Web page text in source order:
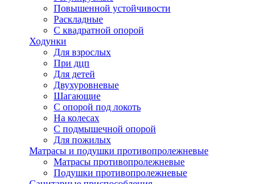
Повышенной устойчивости
Раскладные
С квадратной опорой
Ходунки
Для взрослых
При дцп
Для детей
Двухуровневые
Шагающие
С опорой под локоть
На колесах
С подмышечной опорой
Для пожилых
Матрасы и подушки противопролежневые
Матрасы противопролежневые
Подушки противопролежневые